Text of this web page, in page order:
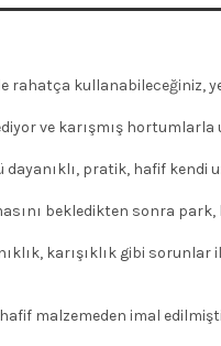
rahatça kullanabileceğiniz,
ve karışmış
pratik, hafif kendi
bekledikten sonra
karışıklık gibi
malzemeden imal